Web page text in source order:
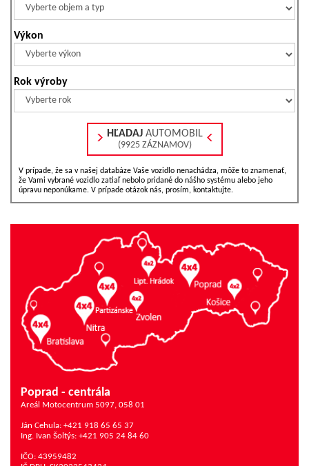
Výkon
Rok výroby
HĽADAJAUTOMOBIL
(9925 ZÁZNAMOV)
V prípade, že sa v našej databáze Vaše vozidlo nenachádza, môže to znamenať,
že Vami vybrané vozidlo zatiaľ nebolo pridané do nášho systému alebo jeho
úpravu neponúkame. V prípade otázok nás, prosím, kontaktujte.
Poprad - centrála
Areál Motocentrum 5097, 058 01
Ján Cehula: +421 918 65 65 37
Ing. Ivan Šoltýs: +421 905 24 84 60
IČO: 43959482